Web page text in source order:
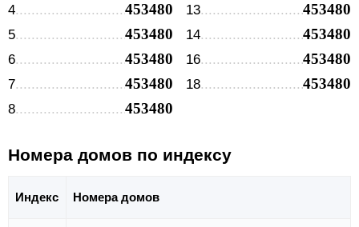
4 453480
5 453480
6 453480
7 453480
8 453480
13 453480
14 453480
16 453480
18 453480
Номера домов по индексу
Индекс Номера домов